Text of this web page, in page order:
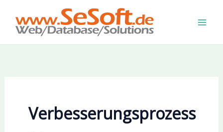
Inhalt
springen
Verbesserungsprozess